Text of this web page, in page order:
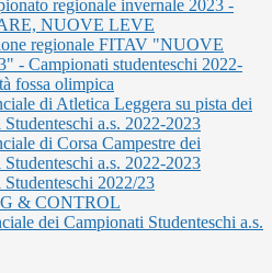
regionale invernale 2023 -
NUOVE LEVE
regionale FITAV "NUOVE
- Campionati studenteschi 2022-
fossa olimpica
di Atletica Leggera su pista dei
a.s. 2022-2023
di Corsa Campestre dei
a.s. 2022-2023
2022/23
& CONTROL
dei Campionati Studenteschi a.s.